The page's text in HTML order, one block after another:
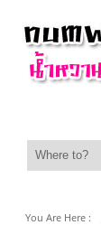
You Are Here :